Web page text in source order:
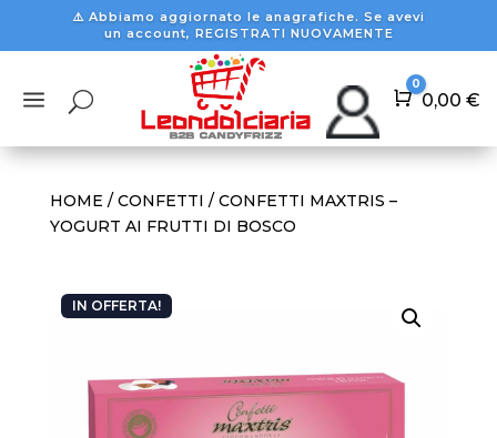
⚠️ Abbiamo aggiornato le anagrafiche. Se avevi
un account, REGISTRATI NUOVAMENTE
a U Carrello
0
0,00€
HOME / CONFETTI / CONFETTI MAXTRIS –
YOGURT AI FRUTTI DI BOSCO
IN OFFERTA!